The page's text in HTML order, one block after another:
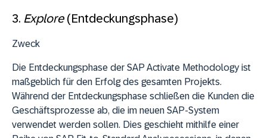
3. Explore(Entdeckungsphase)
Zweck
Die Entdeckungsphase der SAP Activate Methodology ist
maßgeblich für den Erfolg des gesamten Projekts.
Während der Entdeckungsphase schließen die Kunden die
Geschäftsprozesse ab, die im neuen SAP-System
verwendet werden sollen. Dies geschieht mithilfe einer